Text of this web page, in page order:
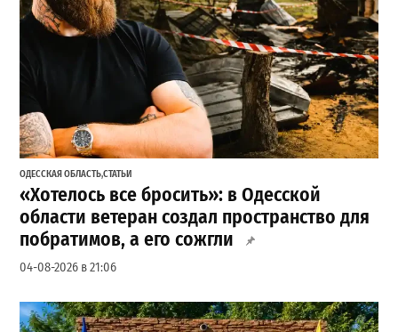
ОДЕССКАЯ ОБЛАСТЬ,СТАТЬИ
«Хотелось все бросить»: в Одесской
области ветеран создал пространство для
побратимов, а его сожгли
04-08-2026 в 21:06